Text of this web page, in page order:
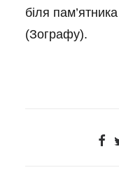
біля
(Зографу).